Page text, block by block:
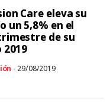
Care eleva su
un 5,8% en el
de su
2019
- 29/08/2019